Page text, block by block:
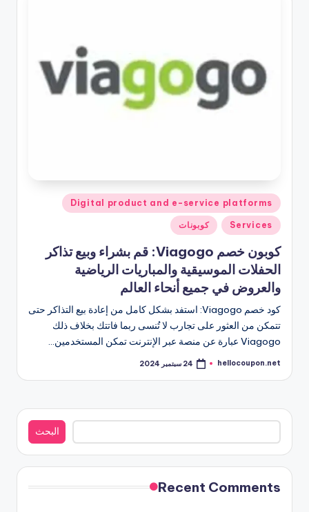
نُشر
في
Digital product and e-service platforms
Services كوبونات
كوبون خصم Viagogo: قم بشراء وبيع تذاكر
الحفلات الموسيقية والمباريات الرياضية
والعروض في جميع أنحاء العالم
كود خصم Viagogo: استفد بشكل كامل من إعادة بيع التذاكر حتى
تتمكن من العثور على تجارب لا تُنسى ربما فاتتك بخلاف ذلك
Viagogo عبارة عن منصة عبر الإنترنت تمكن المستخدمين…
تمّ
hellocoupon.net 24 سبتمبر 2024
البحث
البحث
Recent Comments